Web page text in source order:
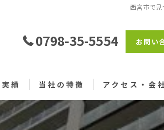
西宮市で
0798-35-5554 お問い
績 当社の特徴
売買
アクセス・会